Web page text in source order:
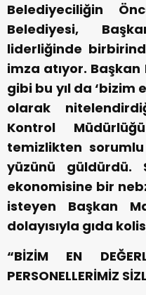
Belediyeciliğin
Belediyesi,
liderliğinde
imza atıyor.
gibi bu yıl da ‘bizim
olarak
Kontrol
temizlikten
yüzünü güldürdü.
ekonomisine bir
isteyen Başkan
dolayısıyla gıda
“BİZİM EN
PERSONELLERİMİZ